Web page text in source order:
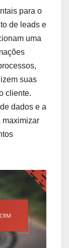
para o
de leads e
uma
suas
cliente.
dados e a
maximizar